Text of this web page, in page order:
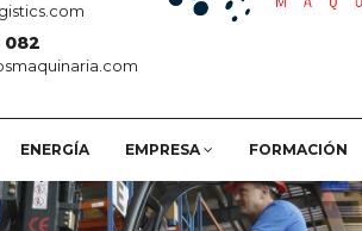
ENERGÍA EMPRESA FORMACIÓN